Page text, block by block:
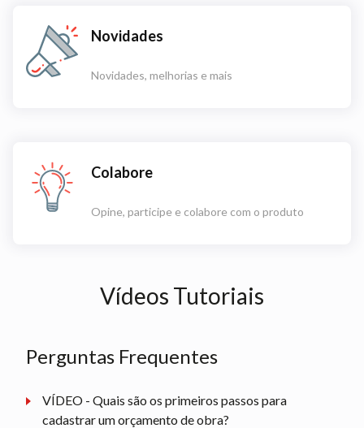
Novidades
Novidades, melhorias e mais
Colabore
Opine, participe e colabore com o produto
Vídeos Tutoriais
Perguntas Frequentes
VÍDEO - Quais são os primeiros passos para
cadastrar um orçamento de obra?